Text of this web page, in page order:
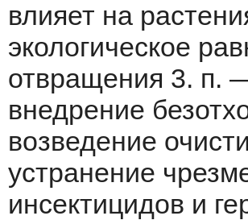
влияет на
экологическое
отвращения 3. п.
внедрение
возведение
устранение
инсектицидов и